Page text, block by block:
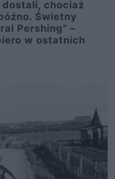
chociaż
Świetny
Pershing” –
w ostatnich